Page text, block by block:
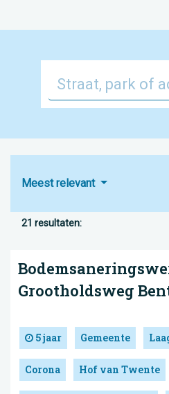
Meest relevant
21 resultaten:
Grootholdsweg
5 jaar Gemeente
Corona Hof van Twente